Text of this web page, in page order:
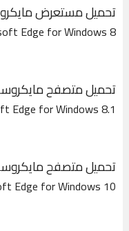
تحميل مستعرض
Edge for Windows 8
تحميل متصفح
Edge for Windows 8.1
تحميل متصفح
Edge for Windows 10